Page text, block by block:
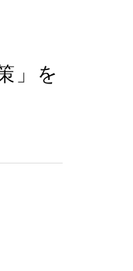
」を